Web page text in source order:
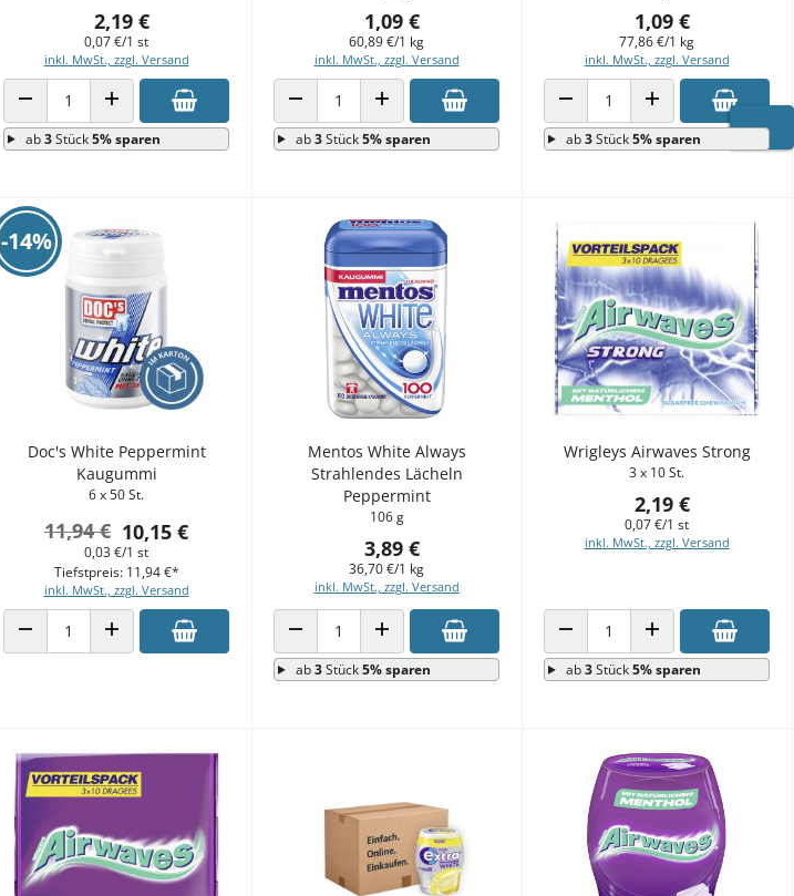
2,19 €
0,07 €/1 st
inkl. MwSt., zzgl. Versand
ANZAHL VERRINGERNANZAHL ERHÖHEN
ab3Stück5% sparen
1,09 €
60,89 €/1 kg
inkl. MwSt., zzgl. Versand
ANZAHL VERRINGERNANZAHL ERHÖHEN
ab3Stück5% sparen
1,09 €
77,86 €/1 kg
inkl. MwSt., zzgl. Versand
ANZAHL VERRINGERNANZAHL ERHÖHEN
ab3Stück5% sparen
-14%
Doc's White Peppermint
Kaugummi
6 x 50 St.
10,15 €
11,94 €
0,03 €/1 st
inkl. MwSt., zzgl. Versand
Tiefstpreis: 11,94 €*
ANZAHL VERRINGERNANZAHL ERHÖHEN
Mentos White Always
Strahlendes Lächeln
Peppermint
106 g
3,89 €
36,70 €/1 kg
inkl. MwSt., zzgl. Versand
ANZAHL VERRINGERNANZAHL ERHÖHEN
ab3Stück5% sparen
Wrigleys Airwaves Strong
3 x 10 St.
2,19 €
0,07 €/1 st
inkl. MwSt., zzgl. Versand
ANZAHL VERRINGERNANZAHL ERHÖHEN
ab3Stück5% sparen